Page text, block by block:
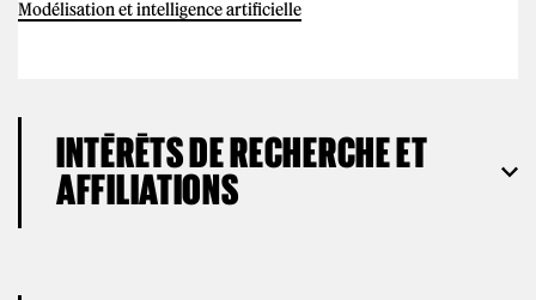
Modélisation et intelligence artificielle
INTÉRÊTS DE RECHERCHE ET
AFFILIATIONS